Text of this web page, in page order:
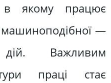
в якому працює
—
Важливим
праці стає